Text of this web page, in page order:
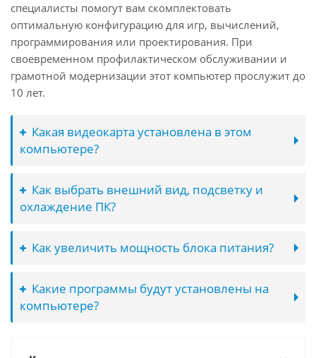
специалисты помогут вам скомплектовать
оптимальную конфигурацию для игр, вычислений,
программирования или проектирования. При
своевременном профилактическом обслуживании и
грамотной модернизации этот компьютер прослужит до
10 лет.
Какая видеокарта установлена в этом
компьютере?
Как выбрать внешний вид, подсветку и
охлаждение ПК?
Как увеличить мощность блока питания?
Какие программы будут установлены на
компьютере?